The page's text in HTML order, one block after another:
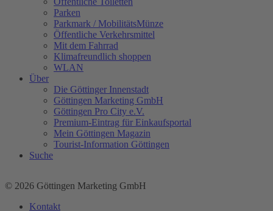
Parken
Parkmark / MobilitätsMünze
Öffentliche Verkehrsmittel
Mit dem Fahrrad
Klimafreundlich shoppen
WLAN
Über
Die Göttinger Innenstadt
Göttingen Marketing GmbH
Göttingen Pro City e.V.
Premium-Eintrag für Einkaufsportal
Mein Göttingen Magazin
Tourist-Information Göttingen
Suche
© 2026 Göttingen Marketing GmbH
Kontakt